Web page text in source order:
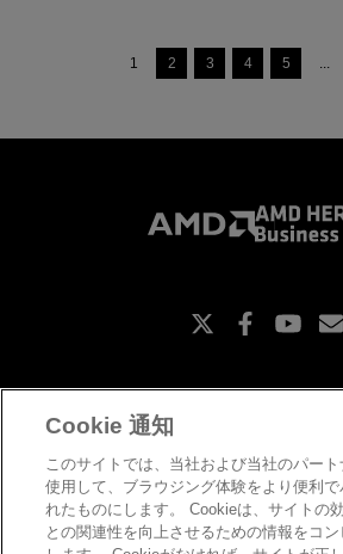
1 2 3 4 5 ...
コピーライト
プライバシーポリシー
Cookieポリシー
商標について
Cookie 通知
このサイトでは、当社および当社のパー
使用して、ブラウジング体験をより便利で
れたものにします。 Cookieは、サイトの
との関連性を向上させるための情報をコ